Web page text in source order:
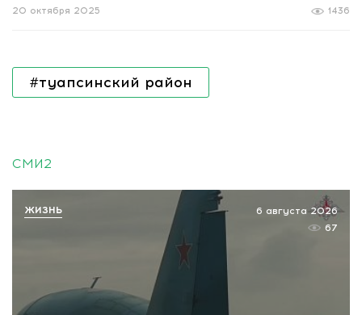
1436
20 октября 2025
#туапсинский район
СМИ2
6 августа 2026
67
ЖИЗНЬ